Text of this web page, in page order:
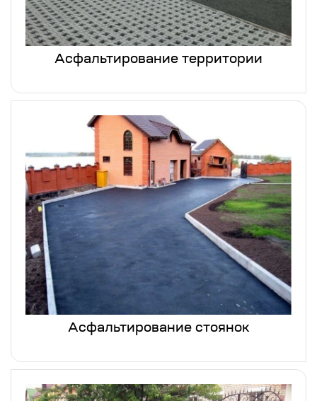
Асфальтирование территории
Асфальтирование стоянок